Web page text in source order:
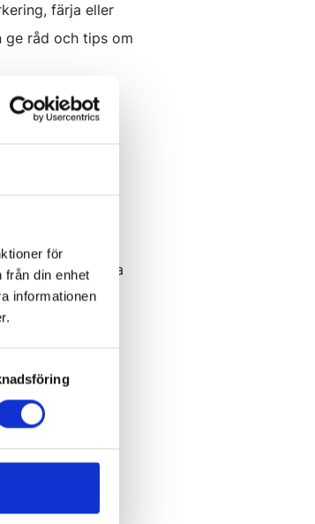
för
från din enhet
informationen
färja eller
ge råd och tips om
där nedan
offert.
måste kunna
vis.